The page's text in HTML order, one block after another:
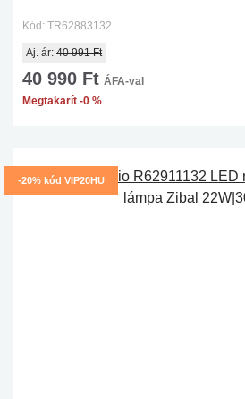
Kód: TR62883132
Aj. ár: 40 991 Ft
40 990 Ft ÁFA-val
Megtakarít -0 %
-20% kód VIP20HU